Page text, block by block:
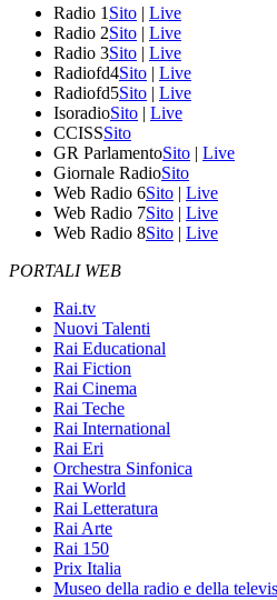
Radio 1 Sito | Live
Radio 2Sito | Live
Radio 3Sito | Live
Radiofd4Sito | Live
Radiofd5Sito | Live
IsoradioSito | Live
CCISSSito
GR ParlamentoSito | Live
Giornale RadioSito
Web Radio 6Sito | Live
Web Radio 7Sito | Live
Web Radio 8Sito | Live
PORTALI WEB
Rai.tv
Nuovi Talenti
Rai Educational
Rai Fiction
Rai Cinema
Rai Teche
Rai International
Rai Eri
Orchestra Sinfonica
Rai World
Rai Letteratura
Rai Arte
Rai 150
Prix Italia
Museo della radio e della